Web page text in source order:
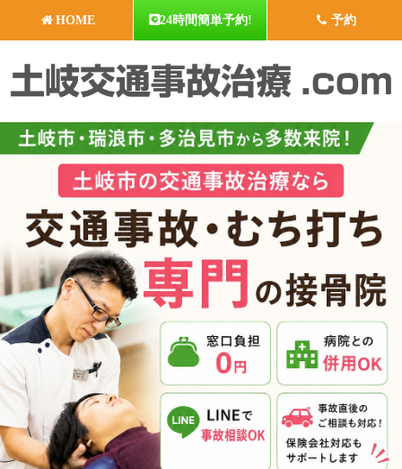
HOME 24時間簡単予約! 予約